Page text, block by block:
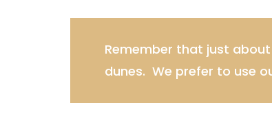
Remember that just
dunes. We prefer to use